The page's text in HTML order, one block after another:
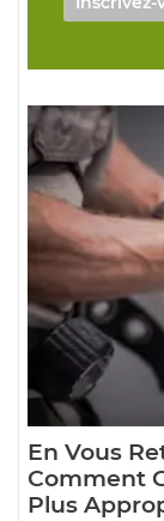
En Vous
Comment
Plus